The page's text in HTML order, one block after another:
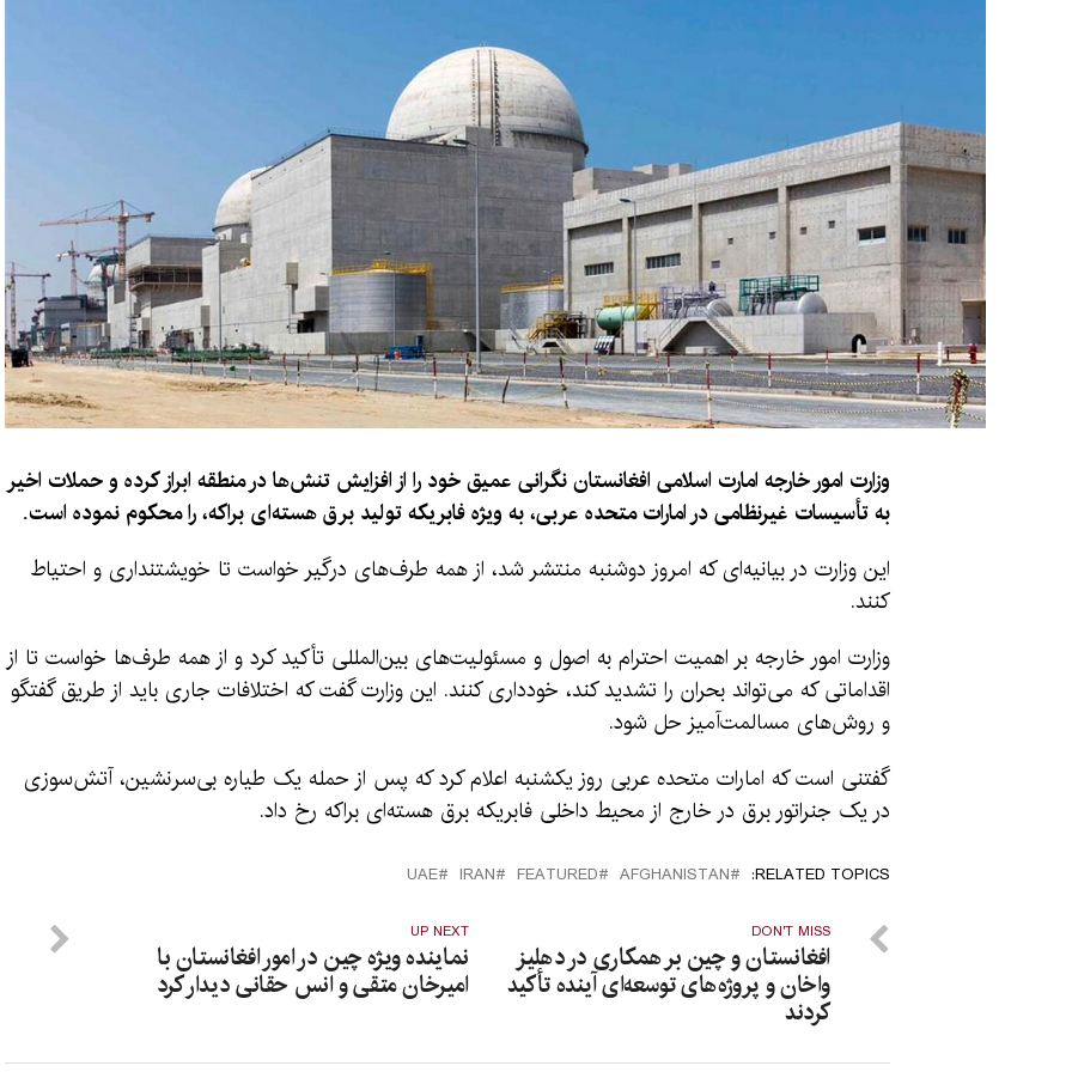
وزارت امور خارجه امارت اسلامی افغانستان نگرانی عمیق خود را از افزایش تنش‌ها در منطقه ابراز کرده و حملات اخیر
به تأسیسات غیرنظامی در امارات متحده عربی، به ویژه فابریکه تولید برق هسته‌ای براکه، را محکوم نموده است.
این وزارت در بیانیه‌ای که امروز دوشنبه منتشر شد، از همه طرف‌های درگیر خواست تا خویشتنداری و احتیاط
کنند.
وزارت امور خارجه بر اهمیت احترام به اصول و مسئولیت‌های بین‌المللی تأکید کرد و از همه طرف‌ها خواست تا از
اقداماتی که می‌تواند بحران را تشدید کند، خودداری کنند. این وزارت گفت که اختلافات جاری باید از طریق گفتگو
و روش‌های مسالمت‌آمیز حل شود.
گفتنی است که امارات متحده عربی روز یکشنبه اعلام کرد که پس از حمله یک طیاره بی‌سرنشین، آتش‌سوزی
در یک جنراتور برق در خارج از محیط داخلی فابریکه برق هسته‌ای براکه رخ داد.
RELATED TOPICS:
AFGHANISTAN
FEATURED
IRAN
UAE
UP NEXT
نماینده ویژه چین در امور افغانستان با
امیرخان متقی و انس حقانی دیدار کرد
DON'T MISS
افغانستان و چین بر همکاری در دهلیز
واخان و پروژه‌های توسعه‌ای آینده تأکید
کردند